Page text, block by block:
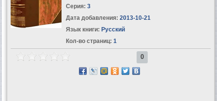
Серия: 3
Дата добавления: 2013-10-21
Язык книги: Русский
Кол-во страниц: 1
0